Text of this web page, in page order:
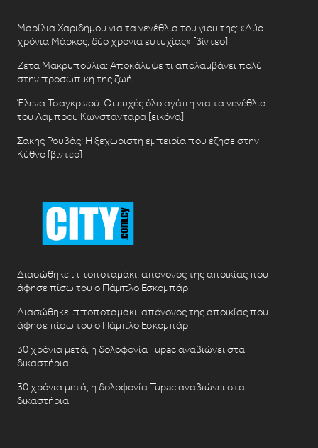
Μαρίλια Χαριδήμου για τα γενέθλια του γιου της: «Δύο
χρόνια Μάρκος, δύο χρόνια ευτυχίας» [βίντεο]
Ζέτα Μακρυπούλια: Αποκάλυψε τι απολαμβάνει πολύ
στην προσωπική της ζωή
Έλενα Τσαγκρινού: Οι ευχές όλο αγάπη για τα γενέθλια
του Λάμπρου Κωνσταντάρα [εικόνα]
Σάκης Ρουβάς: Η ξεχωριστή εμπειρία που έζησε στην
Κύθνο [βίντεο]
Διασώθηκε ιπποποταμάκι, απόγονος της αποικίας που
άφησε πίσω του ο Πάμπλο Εσκομπάρ
Διασώθηκε ιπποποταμάκι, απόγονος της αποικίας που
άφησε πίσω του ο Πάμπλο Εσκομπάρ
30 χρόνια μετά, η δολοφονία Tupac αναβιώνει στα
δικαστήρια
30 χρόνια μετά, η δολοφονία Tupac αναβιώνει στα
δικαστήρια